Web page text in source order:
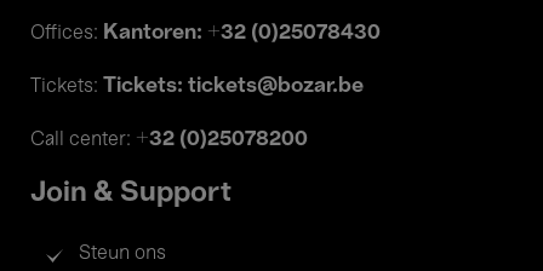
Offices: Kantoren: +32 (0)25078430
Tickets: Tickets: tickets@bozar.be
Call center: +32 (0)25078200
Join & Support
Steun ons